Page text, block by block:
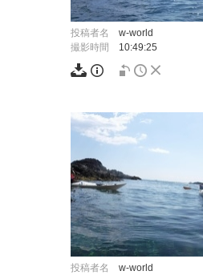
投稿者名
w-world
撮影時間
10:49:25
投稿者名
w-world